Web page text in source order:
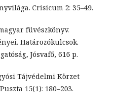
Crisicum 2: 35–49.
füvészkönyv.
Határozókulcsok.
Jósvafő, 616 p.
Tájvédelmi Körzet
15(1): 180–203.